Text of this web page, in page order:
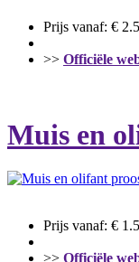
Prijs vanaf: €
>> Officiële
Muis en
Prijs vanaf: €
>> Officiële